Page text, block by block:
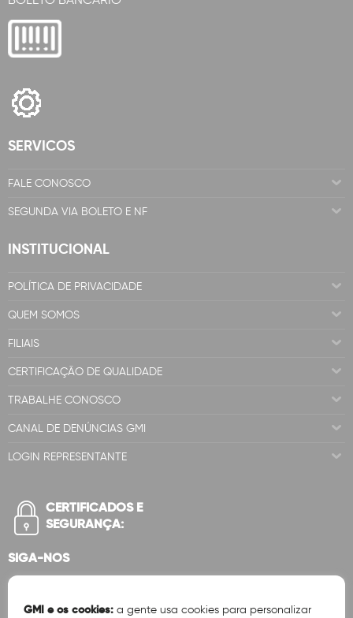
SERVICOS
FALE CONOSCO
SEGUNDA VIA BOLETO E NF
INSTITUCIONAL
POLÍTICA DE PRIVACIDADE
QUEM SOMOS
FILIAIS
CERTIFICAÇÃO DE QUALIDADE
TRABALHE CONOSCO
CANAL DE DENÚNCIAS GMI
LOGIN REPRESENTANTE
CERTIFICADOS E
SEGURANÇA:
SIGA-NOS
GMI e os cookies: a gente usa cookies para personalizar